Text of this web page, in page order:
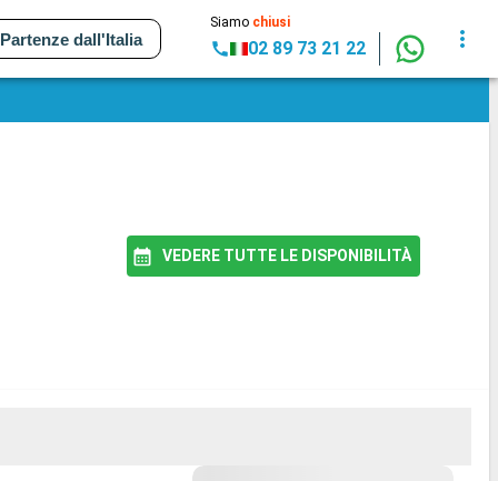
Partenze dall'Italia
Siamo chiusi
02 89 73 21 22
VEDERE TUTTE LE DISPONIBILITÀ